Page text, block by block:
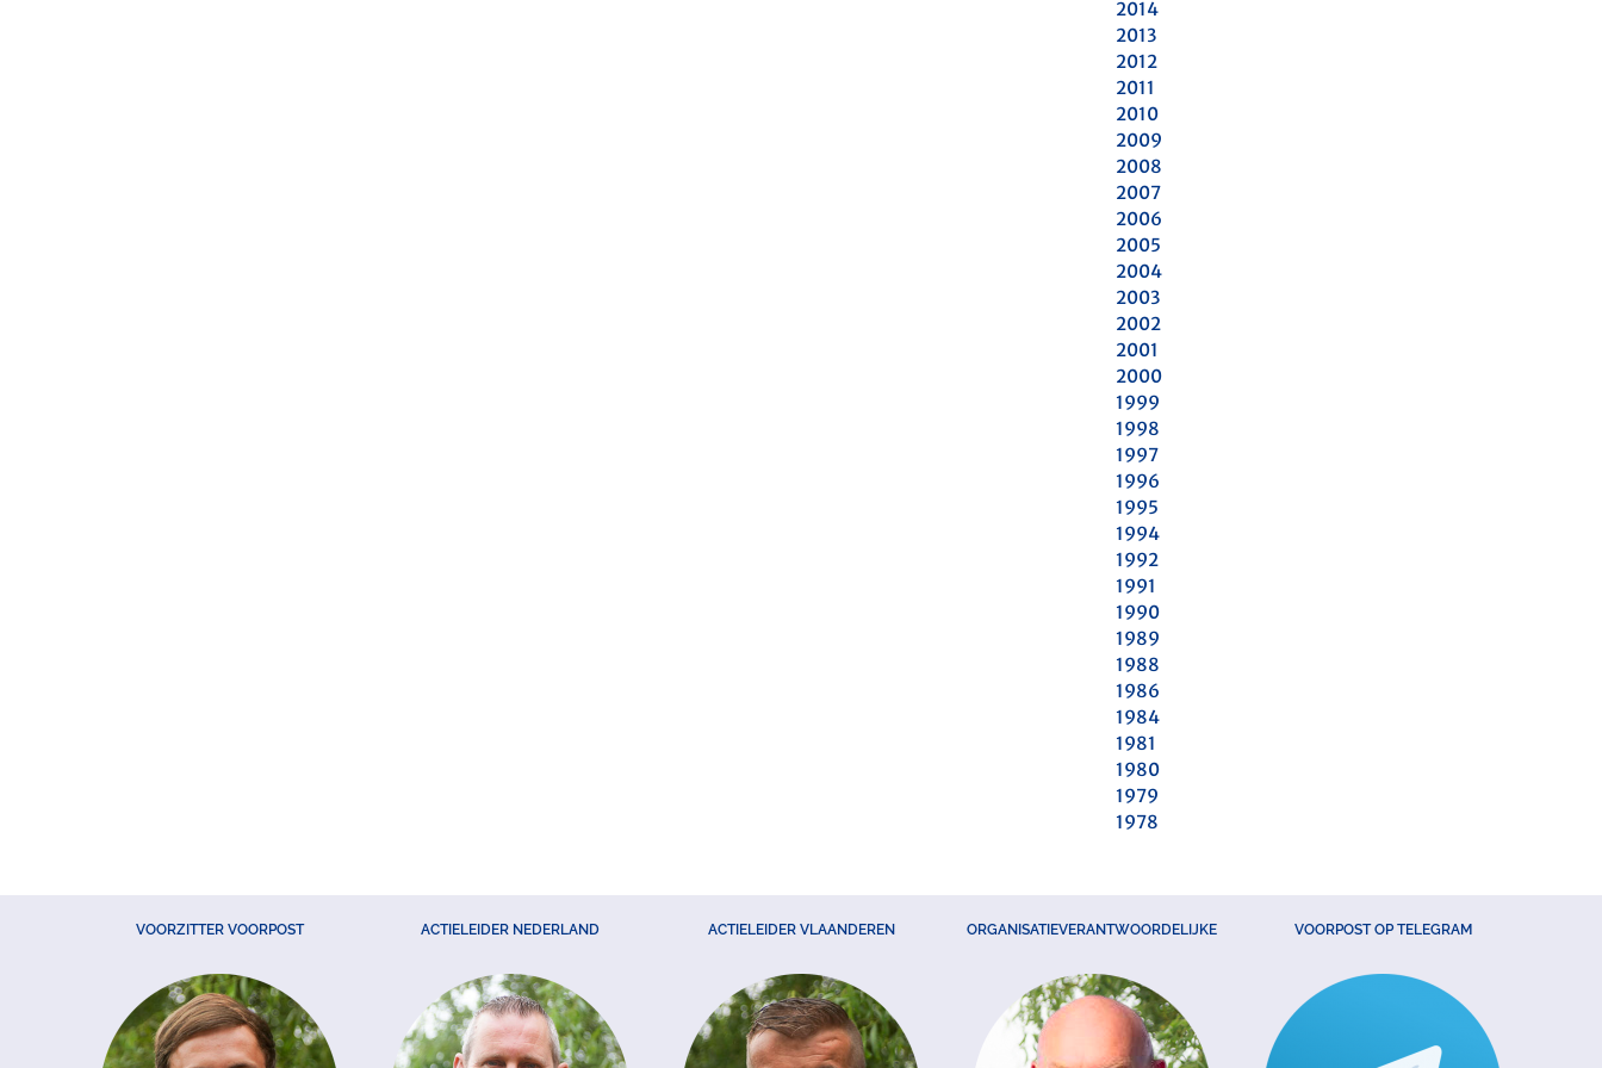
2014
2013
2012
2011
2010
2009
2008
2007
2006
2005
2004
2003
2002
2001
2000
1999
1998
1997
1996
1995
1994
1992
1991
1990
1989
1988
1986
1984
1981
1980
1979
1978
VOORZITTER VOORPOST ACTIELEIDER NEDERLAND ACTIELEIDER VLAANDEREN ORGANISATIEVERANTWOORDELIJKE VOORPOST OP TELEGRAM